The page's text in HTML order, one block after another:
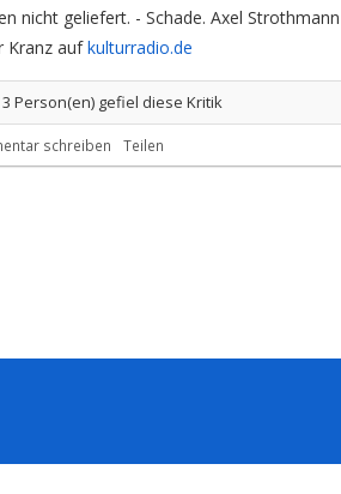
nicht geliefert. - Schade. Axel
Kranz aufkulturradio.de
3 Person(en) gefiel diese Kritik
schreiben Teilen